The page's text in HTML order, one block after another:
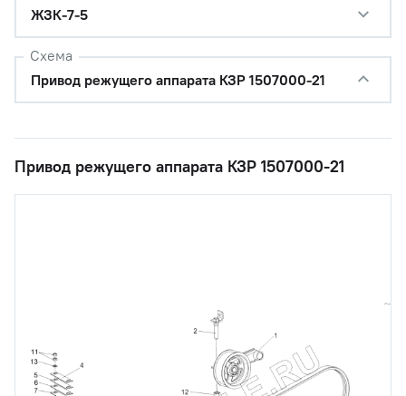
ЖЗК-7-5
Схема
Привод режущего аппарата КЗР 1507000-21
Привод режущего аппарата КЗР 1507000-21